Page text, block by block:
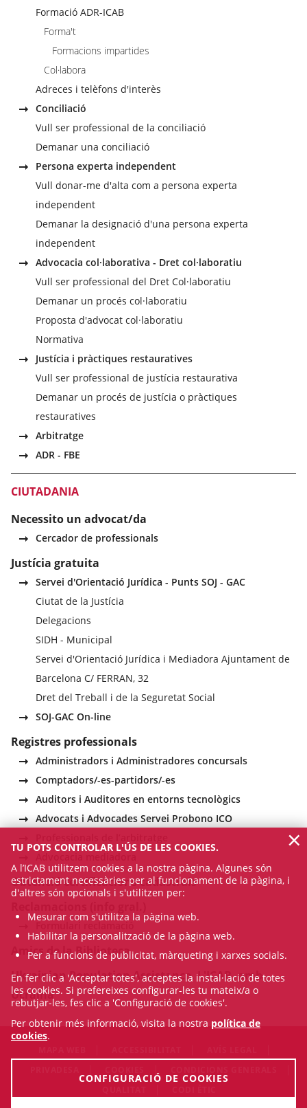
Formació ADR-ICAB
Forma't
Formacions impartides
Col·labora
Adreces i telèfons d'interès
Conciliació
Vull ser professional de la conciliació
Demanar una conciliació
Persona experta independent
Vull donar-me d'alta com a persona experta
independent
Demanar la designació d'una persona experta
independent
Advocacia col·laborativa - Dret col·laboratiu
Vull ser professional del Dret Col·laboratiu
Demanar un procés col·laboratiu
Proposta d'advocat col·laboratiu
Normativa
Justícia i pràctiques restauratives
Vull ser professional de justícia restaurativa
Demanar un procés de justícia o pràctiques
restauratives
Arbitratge
ADR - FBE
CIUTADANIA
Necessito un advocat/da
Cercador de professionals
Justícia gratuita
Servei d'Orientació Jurídica - Punts SOJ - GAC
Ciutat de la Justícia
Delegacions
SIDH - Municipal
Servei d'Orientació Jurídica i Mediadora Ajuntament de
Barcelona C/ FERRAN, 32
Dret del Treball i de la Seguretat Social
SOJ-GAC On-line
Registres professionals
Administradors i Administradores concursals
Comptadors/-es-partidors/-es
Auditors i Auditores en entorns tecnològics
Advocats i Advocades Servei Probono ICO
Obtenció certificacions cadastrals
Amics de la Biblioteca
Ukrainian Population Assistance. L'ICAB, amb
Ucraïna
TU POTS CONTROLAR L'ÚS DE LES COOKIES.
A l’ICAB utilitzem cookies a la nostra pàgina. Algunes són
estrictament necessàries per al funcionament de la pàgina, i
d'altres són opcionals i s'utilitzen per:
Mesurar com s'utilitza la pàgina web.
Habilitar la personalització de la pàgina web.
Per a funcions de publicitat, màrqueting i xarxes socials.
En fer clic a 'Acceptar totes', acceptes la instal·lació de totes
les cookies. Si prefereixes configurar-les tu mateix/a o
rebutjar-les, fes clic a 'Configuració de cookies'.
Per obtenir més informació, visita la nostra política de
cookies.
CONFIGURACIÓ DE COOKIES
×